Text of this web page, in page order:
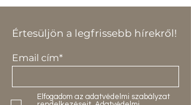
Értesüljön a legfrissebb hírekről!
Email cím*
Elfogadom az adatvédelmi szabályzat